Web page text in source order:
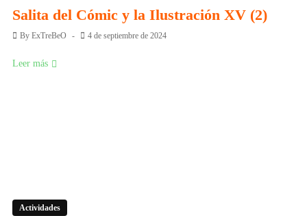
Salita del Cómic y la Ilustración XV (2)
By ExTreBeO 4 de septiembre de 2024
Leer más
Actividades